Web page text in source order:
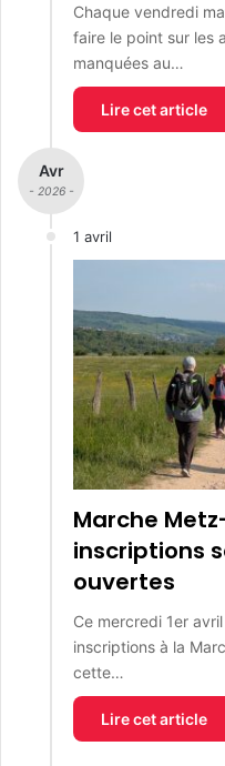
Chaque vendredi
faire le point sur les
manquées au…
Lire cet article
Avr
- 2026 -
1 avril
Marche
inscriptions
ouvertes
Ce mercredi 1er
inscriptions à la
cette…
Lire cet article